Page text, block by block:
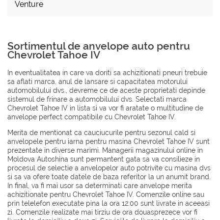
Venture
Sortimentul de anvelope auto pentru
Chevrolet Tahoe IV
In eventualitatea in care va doriti sa achizitionati pneuri trebuie
sa aflati marca, anul de lansare si capacitatea motorului
automobilului dvs., devreme ce de aceste proprietati depinde
sistemul de frinare a automobilului dvs. Selectati marca
Chevrolet Tahoe IV in lista si va vor fi aratate o multitudine de
anvelope perfect compatibile cu Chevrolet Tahoe IV.
Merita de mentionat ca cauciucurile pentru sezonul cald si
anvelopele pentru iarna pentru masina Chevrolet Tahoe IV sunt
prezentate in diverse marimi. Managerii magazinului online in
Moldova Autoshina sunt permantent gata sa va consilieze in
procesul de selectie a anvelopelor auto potrivite cu masina dvs
si sa va ofere toate datele de baza referitor la un anumit brand.
In final, va fi mai usor sa determinati care anvelope merita
achizitionate pentru Chevrolet Tahoe IV. Comenzile online sau
prin telelefon executate pina la ora 12:00 sunt livrate in aceeasi
zi. Comenzile realizate mai tirziu de ora douasprezece vor fi